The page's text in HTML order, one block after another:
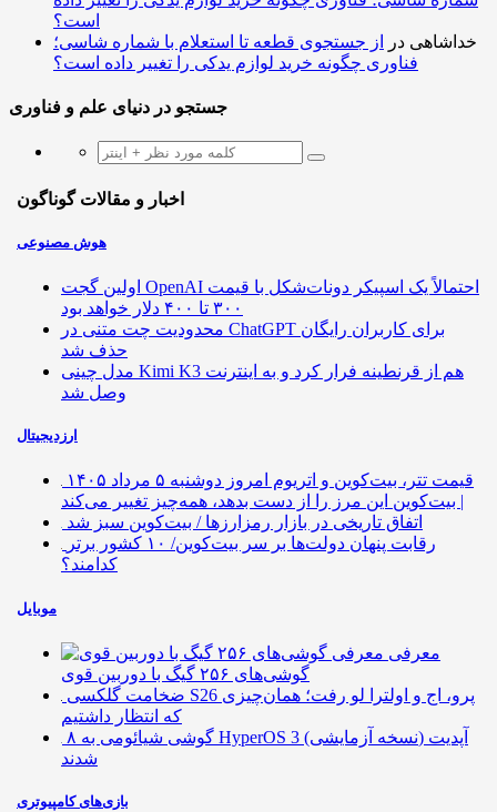
است؟
خداشاهی در
از جستجوی قطعه تا استعلام با شماره شاسی؛
فناوری چگونه خرید لوازم یدکی را تغییر داده است؟
جستجو در دنیای علم و فناوری
اخبار و مقالات گوناگون
هوش مصنوعی
اولین گجت OpenAI احتمالاً یک اسپیکر دونات‌شکل با قیمت
۳۰۰ تا ۴۰۰ دلار خواهد بود
محدودیت چت متنی در ChatGPT برای کاربران رایگان
حذف شد
مدل چینی Kimi K3 هم از قرنطینه فرار کرد و به اینترنت
وصل شد
ارزدیجیتال
قیمت تتر، بیت‌کوین و اتریوم امروز دوشنبه ۵ مرداد ۱۴۰۵
| بیت‌کوین این مرز را از دست بدهد، همه‌چیز تغییر می‌کند
اتفاق تاریخی در بازار رمزارزها / بیت‌کوین سبز شد
رقابت پنهان دولت‌ها بر سر بیت‌کوین/ ۱۰ کشور برتر
کدامند؟
موبایل
معرفی
گوشی‌های ۲۵۶ گیگ با دوربین قوی
ضخامت گلکسی S26 پرو، اج و اولترا لو رفت؛ همان‌چیزی
که انتظار داشتیم
۸ گوشی شیائومی به HyperOS 3 (نسخه آزمایشی) آپدیت
شدند
بازی‌های کامپیوتری